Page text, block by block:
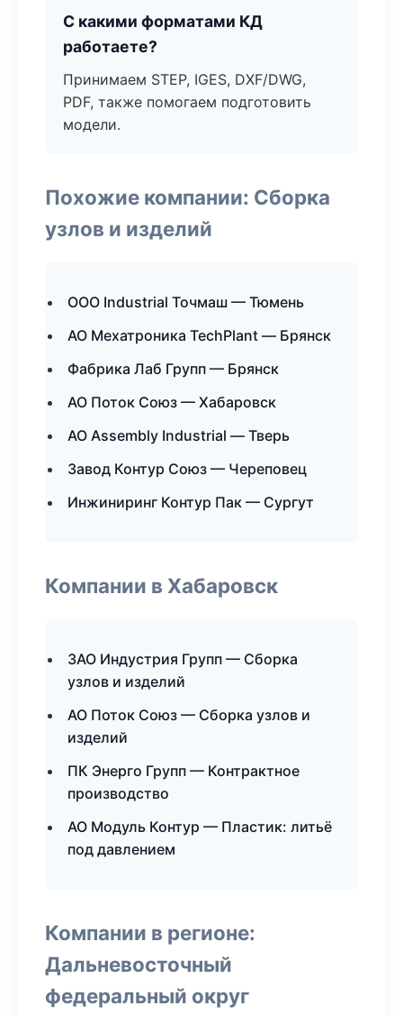
С какими форматами КД
работаете?
Принимаем STEP, IGES, DXF/DWG,
PDF, также помогаем подготовить
модели.
Похожие компании: Сборка
узлов и изделий
ООО Industrial Точмаш — Тюмень
АО Мехатроника TechPlant — Брянск
Фабрика Лаб Групп — Брянск
АО Поток Союз — Хабаровск
АО Assembly Industrial — Тверь
Завод Контур Союз — Череповец
Инжиниринг Контур Пак — Сургут
Компании в Хабаровск
ЗАО Индустрия Групп — Сборка
узлов и изделий
АО Поток Союз — Сборка узлов и
изделий
ПК Энерго Групп — Контрактное
производство
АО Модуль Контур — Пластик: литьё
под давлением
Компании в регионе:
Дальневосточный
федеральный округ